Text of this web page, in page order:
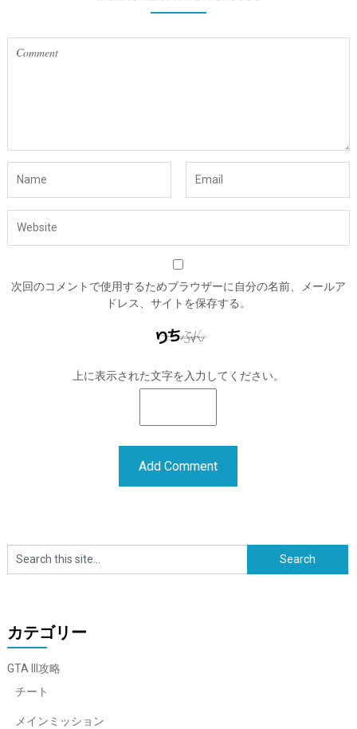
次回のコメントで使用するためブラウザーに自分の名前、メールア
ドレス、サイトを保存する。
上に表示された文字を入力してください。
カテゴリー
GTA III攻略
チート
メインミッション